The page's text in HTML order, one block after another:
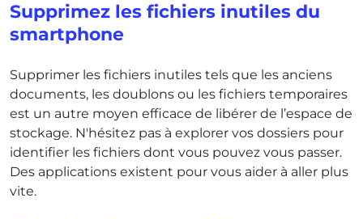
Supprimez les fichiers inutiles du
smartphone
Supprimer les fichiers inutiles tels que les anciens
documents, les doublons ou les fichiers temporaires
est un autre moyen efficace de libérer de l’espace de
stockage. N'hésitez pas à explorer vos dossiers pour
identifier les fichiers dont vous pouvez vous passer.
Des applications existent pour vous aider à aller plus
vite.